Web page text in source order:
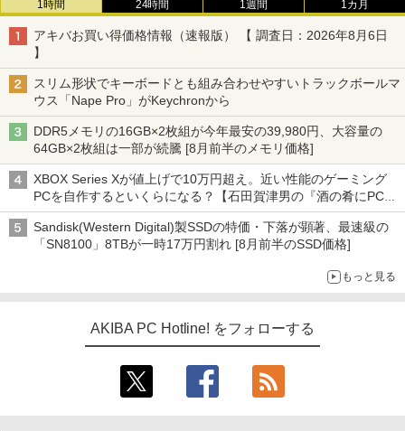
1時間 24時間 1週間 1カ月
アキバお買い得価格情報（速報版） 【 調査日：2026年8月6日
】
スリム形状でキーボードとも組み合わせやすいトラックボールマ
ウス「Nape Pro」がKeychronから
DDR5メモリの16GB×2枚組が今年最安の39,980円、大容量の
64GB×2枚組は一部が続騰 [8月前半のメモリ価格]
XBOX Series Xが値上げで10万円超え。近い性能のゲーミング
PCを自作するといくらになる？【石田賀津男の『酒の肴にPCゲ
ーム』】
Sandisk(Western Digital)製SSDの特価・下落が顕著、最速級の
「SN8100」8TBが一時17万円割れ [8月前半のSSD価格]
もっと見る
AKIBA PC Hotline! をフォローする